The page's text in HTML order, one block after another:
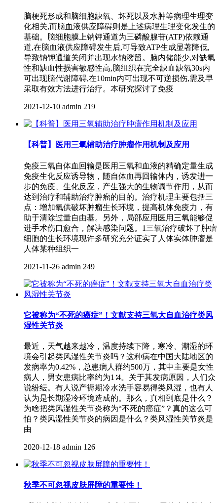
脑梗死形成和脑细胞缺氧、坏死以及水肿等病理生理变
化相关,而脑血液供应障碍则是上述病理生理变化发生的
基础。脑细胞膜上钠钾通道为三磷酸腺苷(ATP)依赖通
道,在脑血液供应障碍发生后,可导致ATP生成显著降低,
导致钠钾通道关闭并出现水钠潴留。脑内储能少,对缺氧
性和缺血性损害敏感性高,脑组织在完全缺血缺氧30s内
可出现脑代谢障碍,在10min内可出现不可逆损伤,需及早
采取有效方法进行治疗。本研究探讨了免疫
2021-12-10 admin 219
【科普】医用三氧辅助治疗肿瘤作用机制及应用
免疫三氧自体血回输是医用三氧和血液的精确定量生成
免疫生化反应诱导物，随自体血再回输体内，诱发进一
步的免疫、生化反应，产生强大的生物调节作用，从而
达到治疗和辅助治疗肿瘤的目的。治疗机理主要包括三
点：增加氧供破坏肿瘤生长环境，提高机体免疫力，有
助于清除过量自由基。另外，局部应用医用三氧能够促
进手术伤口愈合，解决感染问题。1三氧治疗破坏了肿瘤
细胞的生长环境现许多研究充分证实了人体实体肿瘤是
人体某种组织一
2021-11-26 admin 249
它被称为“不死的癌症”！文献支持三氧大自血治疗类风
湿性关节炎
最近，天气越来越冷，温度持续下降，寒冷、潮湿的环
境会引起类风湿性关节炎吗？这种病在中国大陆地区的
发病率为0.42%，总患病人群约500万，其中主要是女性
病人，男女患病比率约为1∶4。关于其发病原因，人们众
说纷纭。有人说产褥期冷水洗手容易得类风湿，也有人
认为是长期湿冷环境造成的。那么，真相到底是什么？
为啥把类风湿性关节炎称为“不死的癌症”？真的这么可
怕？类风湿性关节炎的病因是什么？类风湿性关节炎是
由
2020-12-18 admin 126
秋季不可忽视皮肤屏障的重要性！